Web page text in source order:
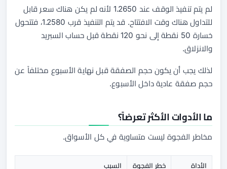
لم يتم تنفيذ الوقف عند 1.2650 لأنه لم يكن هناك سعر قابل
للتداول هناك وقت الافتتاح. قد يتم التنفيذ قرب 1.2580، فتتحول
خسارة 50 نقطة إلى نحو 120 نقطة قبل حساب السبريد
والانزلاق.
لذلك يجب أن يكون حجم الصفقة قبل نهاية الأسبوع مختلفاً عن
حجم صفقة عادية داخل الأسبوع.
ما الأدوات الأكثر تعرضاً؟
مخاطر الفجوة ليست متساوية في كل الأسواق.
الأداة خطر الفجوة السبب